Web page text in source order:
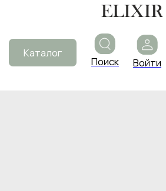
Поиск
Каталог
Войти Вишлист